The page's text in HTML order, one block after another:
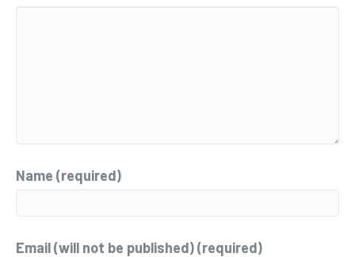
Name (required)
Email (will not be published) (required)